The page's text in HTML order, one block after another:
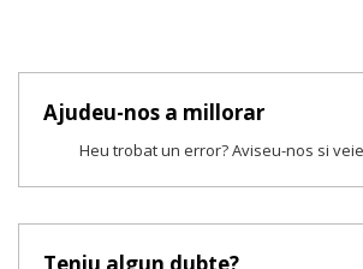
Ajudeu-nos a millorar
Heu trobat un error? Aviseu-nos si